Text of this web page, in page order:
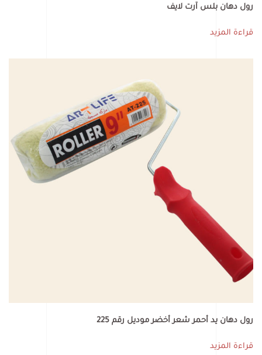
رول دهان بلس آرت لايف
قراءة المزيد
رول دهان يد أحمر شعر أخضر موديل رقم 225
قراءة المزيد